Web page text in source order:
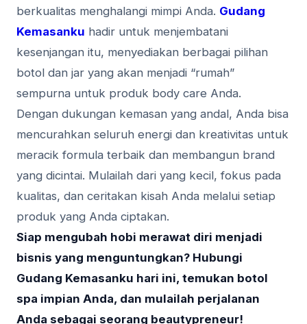
berkualitas menghalangi mimpi Anda. Gudang
Kemasanku hadir untuk menjembatani
kesenjangan itu, menyediakan berbagai pilihan
botol dan jar yang akan menjadi “rumah”
sempurna untuk produk body care Anda.
Dengan dukungan kemasan yang andal, Anda bisa
mencurahkan seluruh energi dan kreativitas untuk
meracik formula terbaik dan membangun brand
yang dicintai. Mulailah dari yang kecil, fokus pada
kualitas, dan ceritakan kisah Anda melalui setiap
produk yang Anda ciptakan.
Siap mengubah hobi merawat diri menjadi
bisnis yang menguntungkan? Hubungi
Gudang Kemasanku hari ini, temukan botol
spa impian Anda, dan mulailah perjalanan
Anda sebagai seorang beautypreneur!